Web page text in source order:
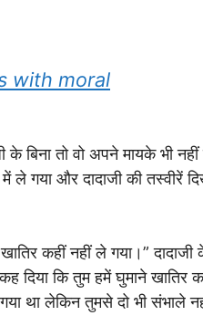
with moral
के बिना तो वो अपने मायके भी
और दादाजी की तस्वीरें
कहीं नहीं ले गया।” दादाजी
कि तुम हमें घुमाने खातिर
गया था लेकिन तुमसे दो भी संभाले